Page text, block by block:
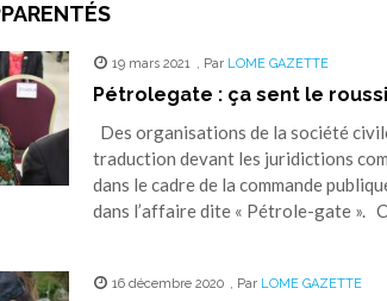
19 mars 2021 , Par LOME GAZETTE
Pétrolegate : ça sent le
Des organisations de la société
traduction devant les juridictions
dans le cadre de la commande
dans l’affaire dite « Pétrole-gate ».
16 décembre 2020 , Par LOME GAZETTE